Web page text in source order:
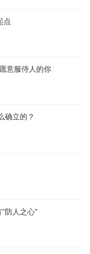
点
意服侍人的你
确立的？
防人之心”